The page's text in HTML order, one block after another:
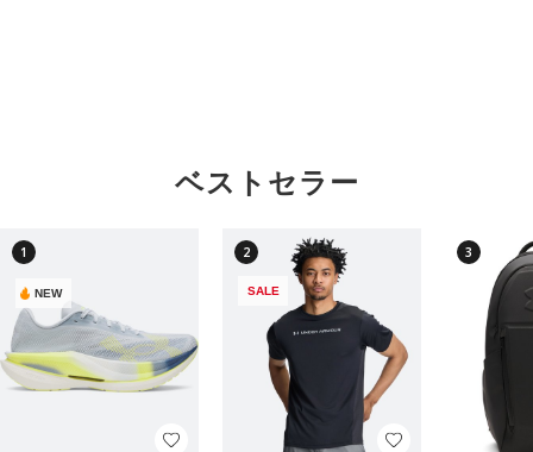
ベストセラー
1
NEW
2
SALE
3